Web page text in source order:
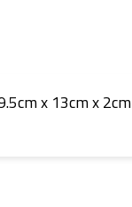
x 13cm x 2cm